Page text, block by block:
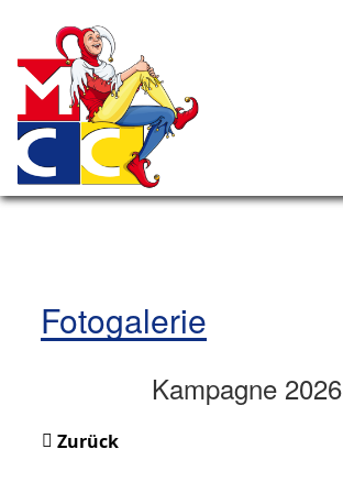
Fotogalerie
Kampagne 2026
Zurück